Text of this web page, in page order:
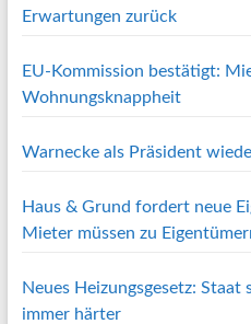
Erwartungen zurück
EU-Kommission bestätigt:
Wohnungsknappheit
Warnecke als Präsident
Haus & Grund fordert neue
Mieter müssen zu
Neues Heizungsgesetz:
immer härter